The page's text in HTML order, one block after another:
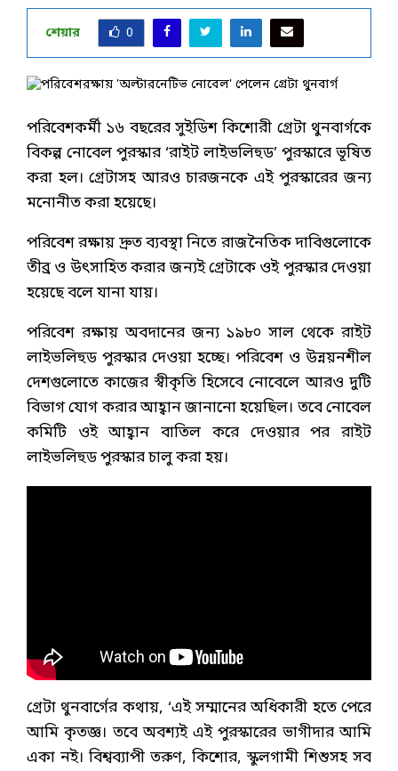
শেয়ার 0
পরিবেশকর্মী ১৬ বছরের সুইডিশ কিশোরী গ্রেটা থুনবার্গকে
বিকল্প নোবেল পুরস্কার ‘রাইট লাইভলিহুড’ পুরস্কারে ভূষিত
করা হল। গ্রেটাসহ আরও চারজনকে এই পুরস্কারের জন্য
মনোনীত করা হয়েছে।
পরিবেশ রক্ষায় দ্রুত ব্যবস্থা নিতে রাজনৈতিক দাবিগুলোকে
তীব্র ও উৎসাহিত করার জন্যই গ্রেটাকে ওই পুরস্কার দেওয়া
হয়েছে বলে যানা যায়।
পরিবেশ রক্ষায় অবদানের জন্য ১৯৮০ সাল থেকে রাইট
লাইভলিহুড পুরস্কার দেওয়া হচ্ছে। পরিবেশ ও উন্নয়নশীল
দেশগুলোতে কাজের স্বীকৃতি হিসেবে নোবেলে আরও দুটি
বিভাগ যোগ করার আহ্বান জানানো হয়েছিল। তবে নোবেল
কমিটি ওই আহ্বান বাতিল করে দেওয়ার পর রাইট
লাইভলিহুড পুরস্কার চালু করা হয়।
গ্রেটা থুনবার্গের কথায়, ‘এই সম্মানের অধিকারী হতে পেরে
আমি কৃতজ্ঞ। তবে অবশ্যই এই পুরস্কারের ভাগীদার আমি
একা নই। বিশ্বব্যাপী তরুণ, কিশোর, স্কুলগামী শিশুসহ সব